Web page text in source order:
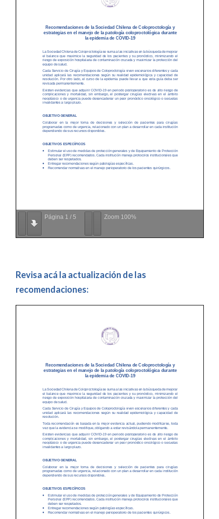
Página 1 /5 Zoom 100%
Revisa acá la actualización de las
recomendaciones: